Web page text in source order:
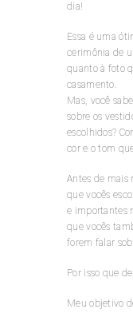
dia!
Essa é uma
cerimônia de
quanto à foto
casamento.
Mas, você
sobre os
escolhidos?
cor e o tom
Antes de mais
que vocês
e importantes
que vocês
forem falar
Por isso que
Meu objetivo